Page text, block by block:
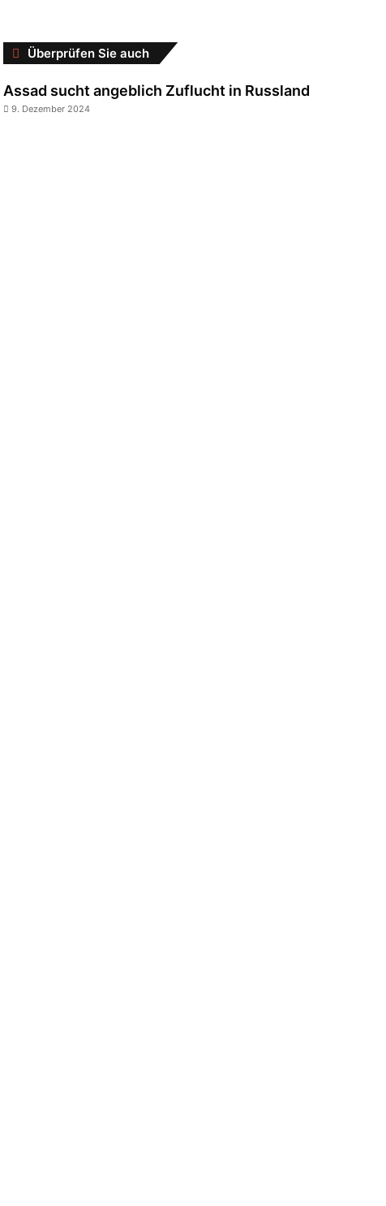
Überprüfen Sie auch
Schließen
Assad sucht angeblich Zuflucht in Russland
9. Dezember 2024